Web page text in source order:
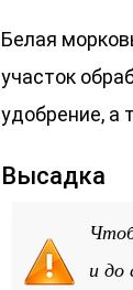
Белая
участок
удобрение, а
Высадка
и до